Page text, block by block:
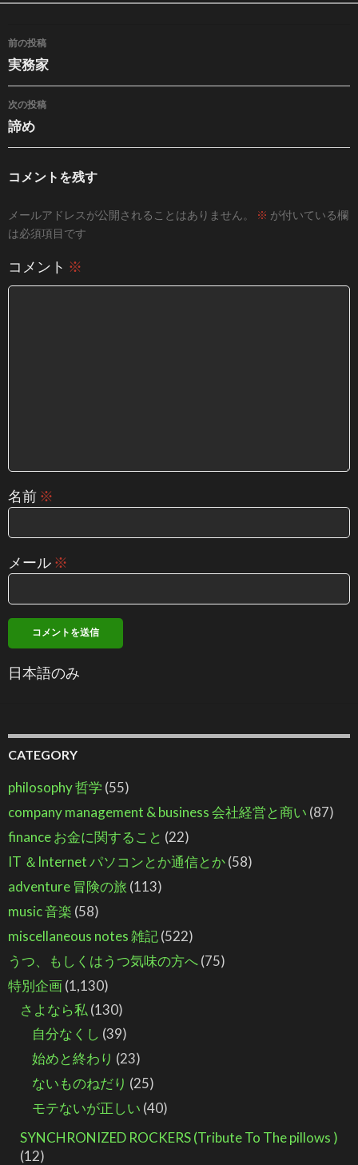
投稿ナビゲーション
前の投稿
実務家
次の投稿
諦め
コメントを残す
メールアドレスが公開されることはありません。 ※ が付いている欄
は必須項目です
コメント ※
名前 ※
メール ※
日本語のみ
CATEGORY
philosophy 哲学 (55)
company management & business 会社経営と商い (87)
finance お金に関すること (22)
IT ＆Internet パソコンとか通信とか(58)
adventure 冒険の旅 (113)
music 音楽 (58)
miscellaneous notes 雑記(522)
うつ、もしくはうつ気味の方へ(75)
特別企画(1,130)
さよなら私 (130)
自分なくし (39)
始めと終わり (23)
ないものねだり (25)
モテないが正しい (40)
SYNCHRONIZED ROCKERS (Tribute To The pillows )
(12)